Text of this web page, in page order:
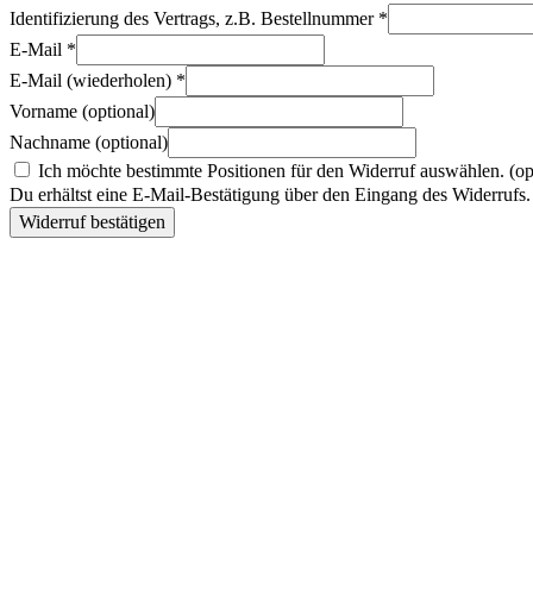
Identifizierung des Vertrags, z.B. Bestellnummer *
E-Mail *
E-Mail (wiederholen) *
Vorname (optional)
Nachname (optional)
Ich möchte bestimmte Positionen für den Widerruf auswählen.
Du erhältst eine E-Mail-Bestätigung über den Eingang des
Widerruf bestätigen